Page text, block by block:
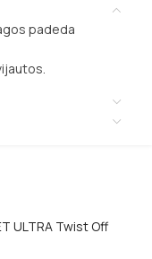
padeda
ULTRA Twist Off